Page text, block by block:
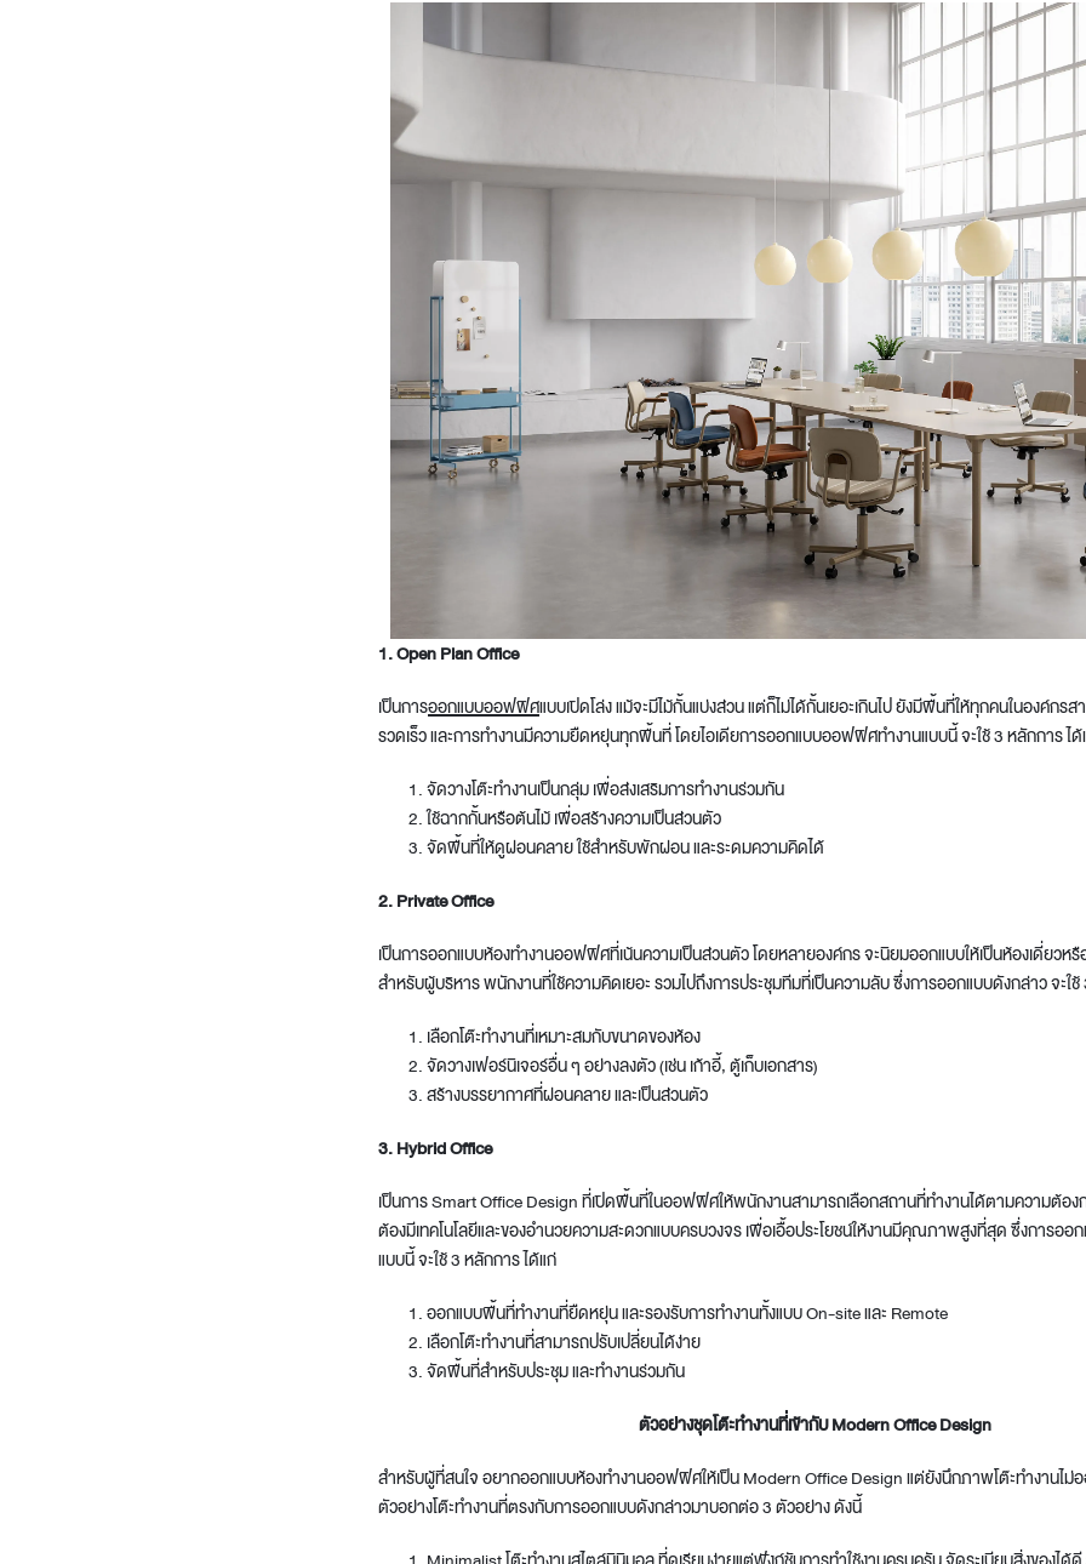
1. Open Plan Office
เป็นการออกแบบออฟฟิศแบบเปิดโล่ง แม้จะมีไม้กั้นแบ่งส่วน แต่ก็ไม่ได้กั้นเยอะเกินไป ยังมีพื้นที่ให้ทุกคนในองค์กร
รวดเร็ว และการทำงานมีความยืดหยุ่นทุกพื้นที่ โดยไอเดียการออกแบบออฟฟิศทำงานแบบนี้ จะใช้ 3 หลักการ ไ
จัดวางโต๊ะทำงานเป็นกลุ่ม เพื่อส่งเสริมการทำงานร่วมกัน
ใช้ฉากกั้นหรือต้นไม้ เพื่อสร้างความเป็นส่วนตัว
จัดพื้นที่ให้ดูผ่อนคลาย ใช้สำหรับพักผ่อน และระดมความคิดได้
2. Private Office
เป็นการออกแบบห้องทำงานออฟฟิศที่เน้นความเป็นส่วนตัว โดยหลายองค์กร จะนิยมออกแบบให้เป็นห้องเดี่ยวหรื
สำหรับผู้บริหาร พนักงานที่ใช้ความคิดเยอะ รวมไปถึงการประชุมทีมที่เป็นความลับ ซึ่งการออกแบบดังกล่าว จะใ
เลือกโต๊ะทำงานที่เหมาะสมกับขนาดของห้อง
จัดวางเฟอร์นิเจอร์อื่น ๆ อย่างลงตัว (เช่น เก้าอี้, ตู้เก็บเอกสาร)
สร้างบรรยากาศที่ผ่อนคลาย และเป็นส่วนตัว
3. Hybrid Office
เป็นการSmart Office Designที่เปิดพื้นที่ในออฟฟิศให้พนักงานสามารถเลือกสถานที่ทำงานได้ตามความต้อง
ต้องมีเทคโนโลยีและของอำนวยความสะดวกแบบครบวงจร เพื่อเอื้อประโยชน์ให้งานมีคุณภาพสูงที่สุด ซึ่งการออ
แบบนี้ จะใช้ 3 หลักการ ได้แก่
ออกแบบพื้นที่ทำงานที่ยืดหยุ่น และรองรับการทำงานทั้งแบบ On-site และ Remote
เลือกโต๊ะทำงานที่สามารถปรับเปลี่ยนได้ง่าย
จัดพื้นที่สำหรับประชุม และทำงานร่วมกัน
ตัวอย่างชุดโต๊ะทำงานที่เข้ากับ Modern Office Design
สำหรับผู้ที่สนใจ อยากออกแบบห้องทำงานออฟฟิศให้เป็นModern Office Designแต่ยังนึกภาพโต๊ะทำงานไม่
ตัวอย่างโต๊ะทำงานที่ตรงกับการออกแบบดังกล่าวมาบอกต่อ 3 ตัวอย่าง ดังนี้